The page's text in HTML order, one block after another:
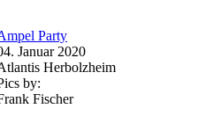
Party
Januar 2020
Herbolzheim
by:
Fischer